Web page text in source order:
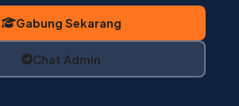
Gabung Sekarang
Chat Admin